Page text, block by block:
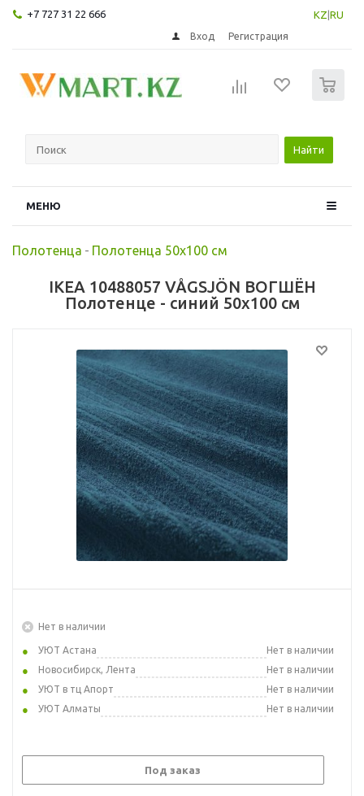
+7 727 31 22 666 KZ RU
Вход Регистрация
Найти
МЕНЮ
Полотенца - Полотенца 50х100 см
IKEA 10488057 VÅGSJÖN ВОГШЁН
Полотенце - синий 50x100 см
Нет в наличии
УЮТ Астана
Нет в наличии
Новосибирск, Лента
Нет в наличии
УЮТ в тц Апорт
Нет в наличии
УЮТ Алматы
Нет в наличии
Под заказ